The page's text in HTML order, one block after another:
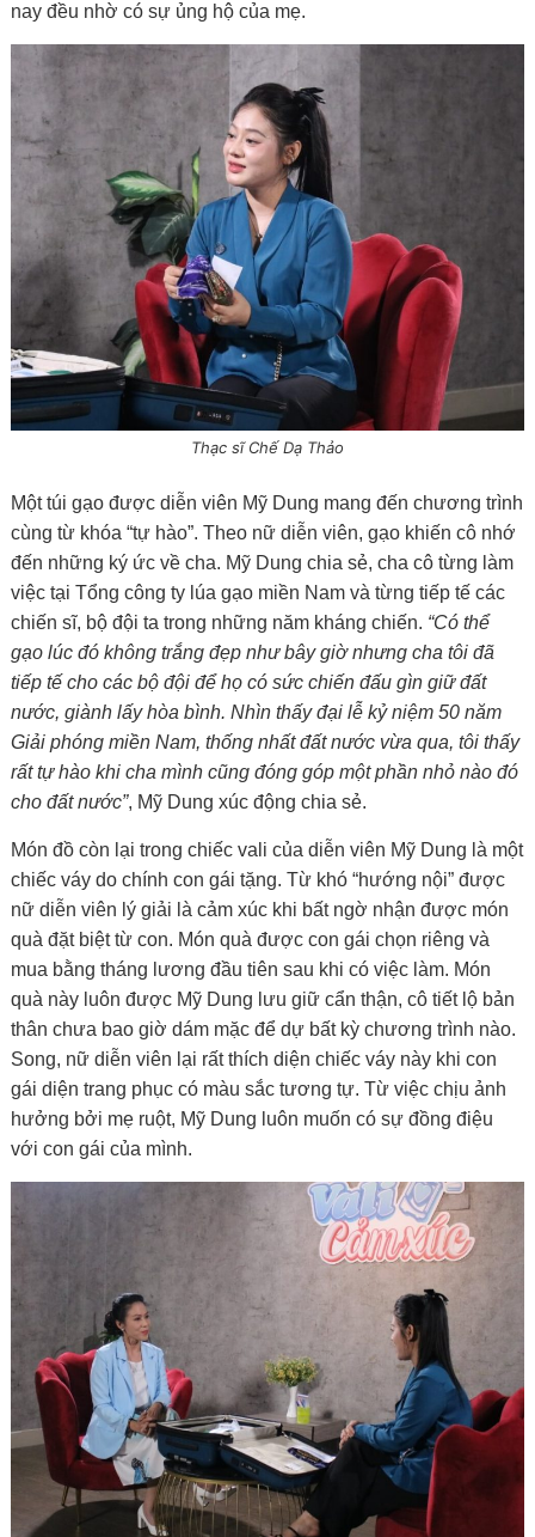
nay đều nhờ có sự ủng hộ của mẹ.
Thạc sĩ Chế Dạ Thảo
Một túi gạo được diễn viên Mỹ Dung mang đến chương trình
cùng từ khóa “tự hào”. Theo nữ diễn viên, gạo khiến cô nhớ
đến những ký ức về cha. Mỹ Dung chia sẻ, cha cô từng làm
việc tại Tổng công ty lúa gạo miền Nam và từng tiếp tế các
chiến sĩ, bộ đội ta trong những năm kháng chiến. “Có thể
gạo lúc đó không trắng đẹp như bây giờ nhưng cha tôi đã
tiếp tế cho các bộ đội để họ có sức chiến đấu gìn giữ đất
nước, giành lấy hòa bình. Nhìn thấy đại lễ kỷ niệm 50 năm
Giải phóng miền Nam, thống nhất đất nước vừa qua, tôi thấy
rất tự hào khi cha mình cũng đóng góp một phần nhỏ nào đó
cho đất nước”, Mỹ Dung xúc động chia sẻ.
Món đồ còn lại trong chiếc vali của diễn viên Mỹ Dung là một
chiếc váy do chính con gái tặng. Từ khó “hướng nội” được
nữ diễn viên lý giải là cảm xúc khi bất ngờ nhận được món
quà đặt biệt từ con. Món quà được con gái chọn riêng và
mua bằng tháng lương đầu tiên sau khi có việc làm. Món
quà này luôn được Mỹ Dung lưu giữ cẩn thận, cô tiết lộ bản
thân chưa bao giờ dám mặc để dự bất kỳ chương trình nào.
Song, nữ diễn viên lại rất thích diện chiếc váy này khi con
gái diện trang phục có màu sắc tương tự. Từ việc chịu ảnh
hưởng bởi mẹ ruột, Mỹ Dung luôn muốn có sự đồng điệu
với con gái của mình.